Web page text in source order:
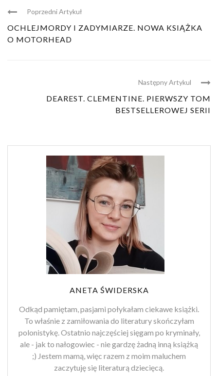
Poprzedni Artykuł
OCHLEJMORDY I ZADYMIARZE. NOWA KSIĄŻKA
O MOTORHEAD
Następny Artykul
DEAREST. CLEMENTINE. PIERWSZY TOM
BESTSELLEROWEJ SERII
ANETA ŚWIDERSKA
Odkąd pamiętam, pasjami połykałam ciekawe książki.
To właśnie z zamiłowania do literatury skończyłam
polonistykę. Ostatnio najczęściej sięgam po kryminały,
ale - jak to nałogowiec - nie gardzę żadną inną książką
;) Jestem mamą, więc razem z moim maluchem
zaczytuję się literaturą dziecięcą.